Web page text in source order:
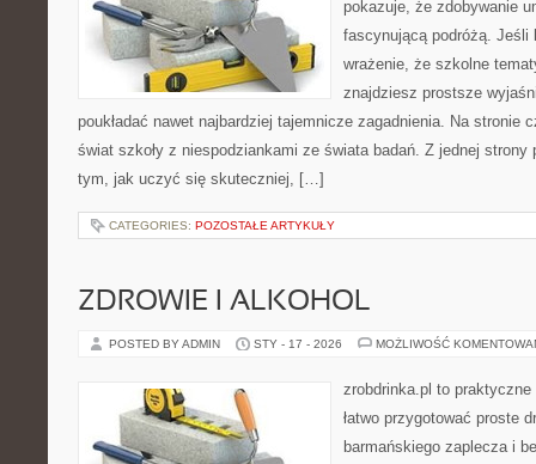
pokazuje, że zdobywanie
fascynującą podróżą. Jeśli
wrażenie, że szkolne
znajdziesz prostsze
poukładać nawet najbardziej tajemnicze zagadnienia. Na stronie
świat szkoły z niespodziankami ze świata badań. Z jednej strony
tym, jak uczyć się skuteczniej, […]
CATEGORIES: POZOSTAŁE ARTYKUŁY
ZDROWIE I ALKOHOL
POSTED BY ADMIN STY - 17 - 2026 MOŻLIWOŚĆ
zrobdrinka.pl to
łatwo przygotować proste
barmańskiego zaplecza i